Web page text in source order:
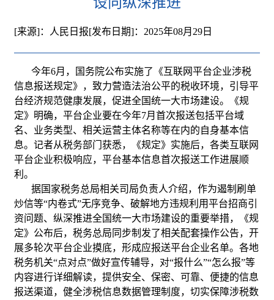
[发布日期]：2025年08月29日
[来源]：人民日报
今年6月，国务院公布实施了《互联网平台企业涉税
信息报送规定》，致力营造法治公平的税收环境，引导平
台经济规范健康发展，促进全国统一大市场建设。《规
定》明确，平台企业要在今年7月首次报送包括平台域
名、业务类型、相关运营主体名称等在内的自身基本信
息。记者从税务部门获悉，《规定》实施后，各类互联网
平台企业积极响应，平台基本信息首次报送工作进展顺
利。
据国家税务总局相关司局负责人介绍，作为遏制刷单
炒信等“内卷式”无序竞争、破解地方违规利用平台招商引
资问题、纵深推进全国统一大市场建设的重要举措，《规
定》公布后，税务总局同步制发了相关配套操作公告，开
展多轮次平台企业摸底，形成应报送平台企业名单。各地
税务机关“点对点”做好宣传辅导，对“报什么”“怎么报”等
内容进行详细解读，提供安全、保密、可靠、便捷的信息
报送渠道，健全涉税信息数据管理制度，切实保障涉税数